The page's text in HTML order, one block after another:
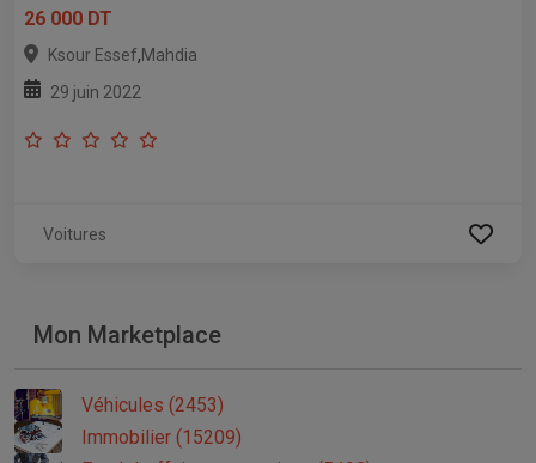
26 000 DT
Ksour Essef,Mahdia
29 juin 2022
Voitures
Mon Marketplace
Véhicules (2453)
Immobilier (15209)